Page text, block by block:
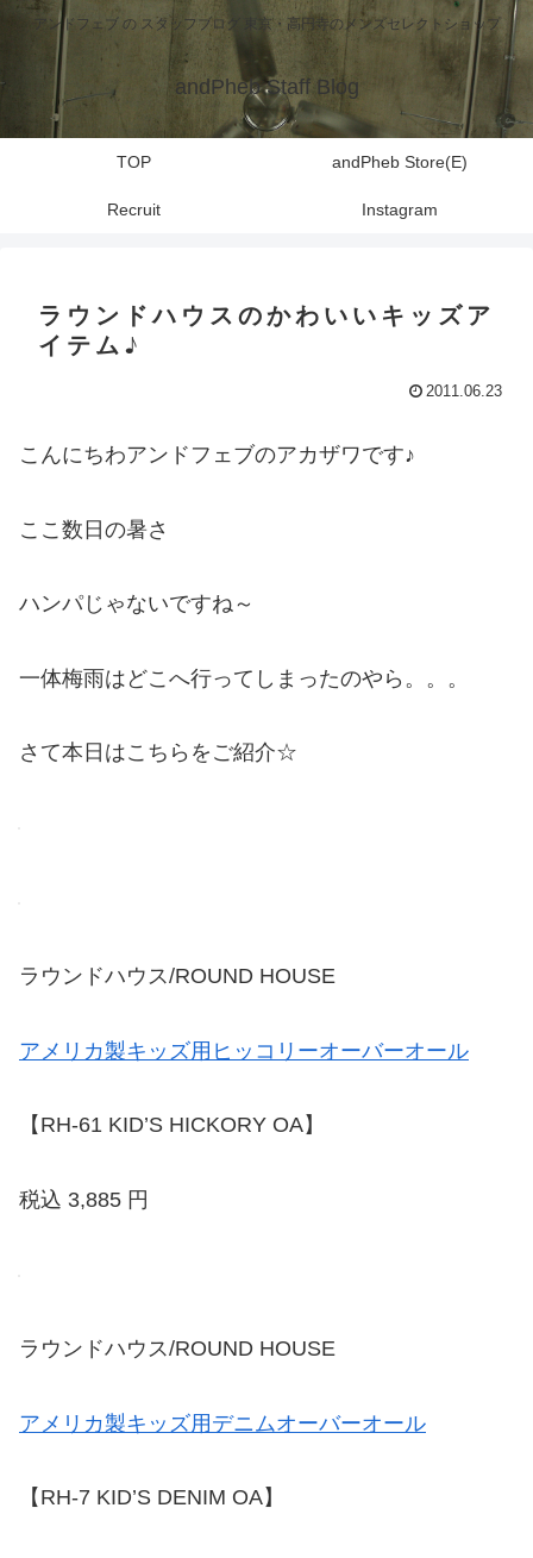
アンドフェブ の スタッフブログ 東京・高円寺のメンズセレクトショップ
andPheb Staff Blog
TOP andPheb Store(E)
Recruit Instagram
ラウンドハウスのかわいいキッズア
イテム♪
2011.06.23
こんにちわアンドフェブのアカザワです♪
ここ数日の暑さ
ハンパじゃないですね～
一体梅雨はどこへ行ってしまったのやら。。。
さて本日はこちらをご紹介☆
ラウンドハウス/ROUND HOUSE
アメリカ製キッズ用ヒッコリーオーバーオール
【RH-61 KID’S HICKORY OA】
税込 3,885 円
ラウンドハウス/ROUND HOUSE
アメリカ製キッズ用デニムオーバーオール
【RH-7 KID’S DENIM OA】